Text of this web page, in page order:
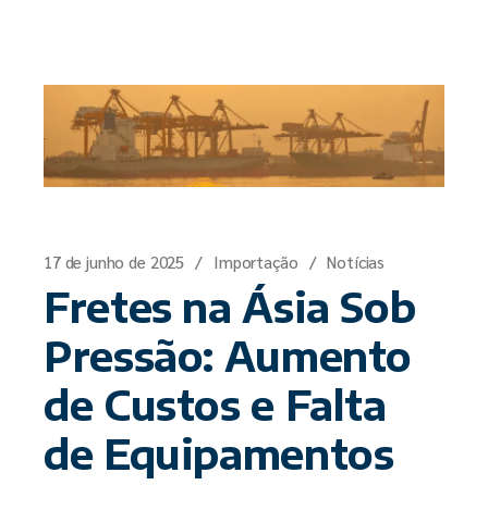
17 de junho de 2025 Importação Notícias
Fretes na Ásia Sob
Pressão: Aumento
de Custos e Falta
de Equipamentos